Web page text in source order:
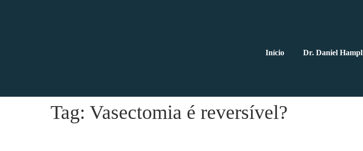
Início Dr. Daniel Hampl
Tag: Vasectomia é reversível?